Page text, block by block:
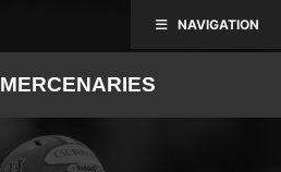
MERCENARIES
NAVIGATION